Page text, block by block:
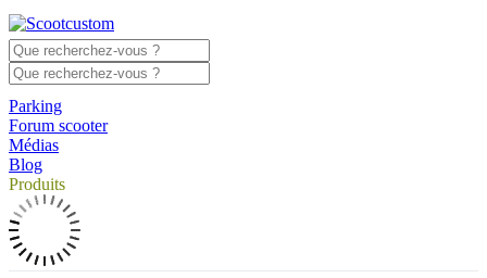
Parking
Forum scooter
Médias
Blog
Produits